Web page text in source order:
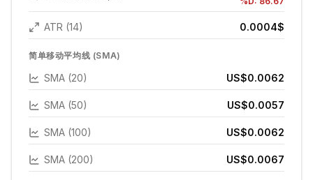
ATR (14) 0.0004$
简单移动平均线 (SMA)
SMA (20) US$0.0062
SMA (50) US$0.0057
SMA (100) US$0.0062
SMA (200) US$0.0067